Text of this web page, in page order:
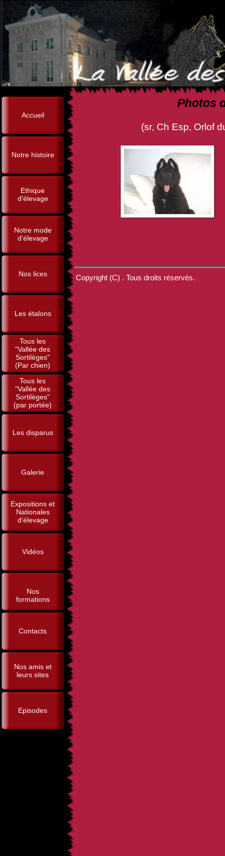
Accueil
Notre histoire
Ethique
d'élevage
Notre mode
d'élevage
Nos lices
Les étalons
Tous les
"Vallée des
Sortilèges"
(Par chien)
Tous les
"Vallée des
Sortilèges"
(par portée)
Les disparus
Galerie
Expositions et
Nationales
d'élevage
Vidéos
Nos
formations
Contacts
Nos amis et
leurs sites
Episodes
Photos
(sr, Ch Esp, Orlof du
Copyright (C) . Tous droits réservés.